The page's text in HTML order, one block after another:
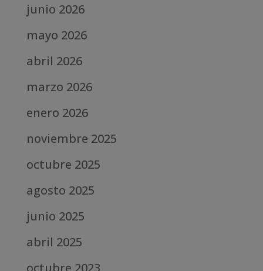
junio 2026
mayo 2026
abril 2026
marzo 2026
enero 2026
noviembre 2025
octubre 2025
agosto 2025
junio 2025
abril 2025
octubre 2023